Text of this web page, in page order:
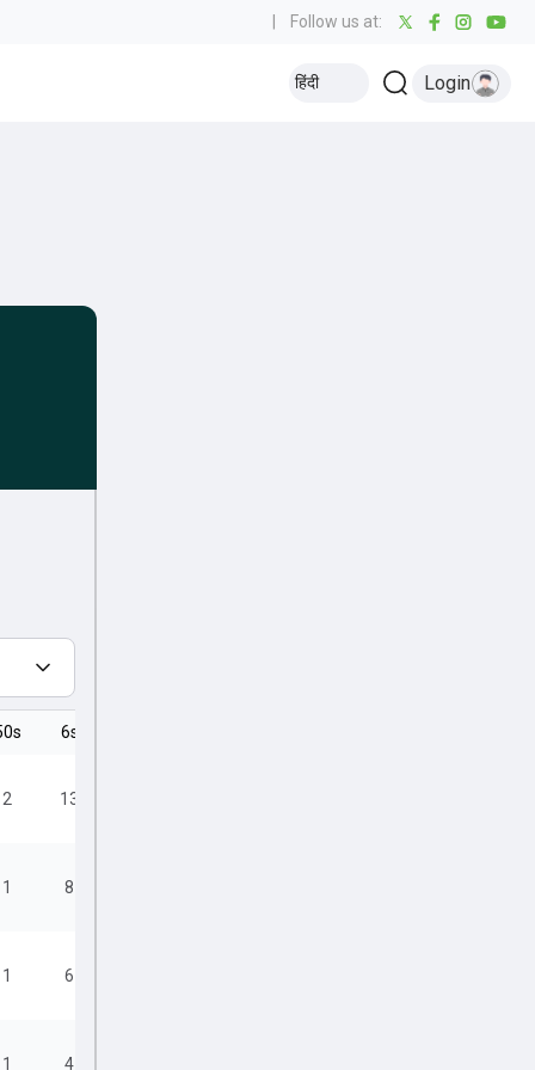
Follow us at:
हिंदी Login
6s
2 13
1 8
1 6
1 4